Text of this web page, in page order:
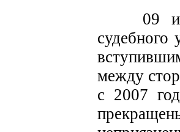
09 июля
между
с 2007